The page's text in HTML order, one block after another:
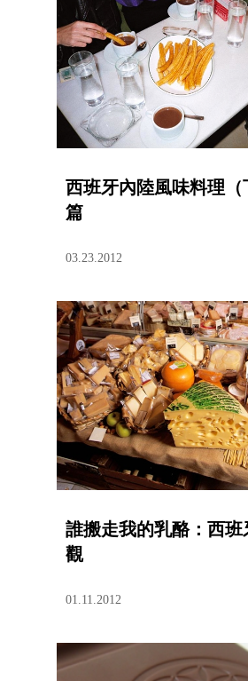
西班牙內陸風味料理（
篇
03.23.2012
誰搬走我的乳酪：西班
觀
01.11.2012